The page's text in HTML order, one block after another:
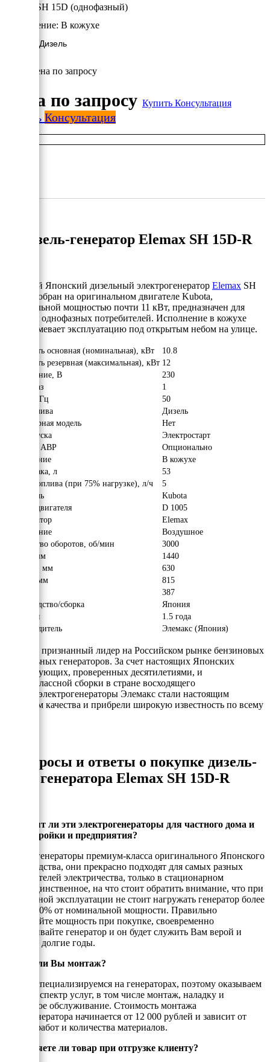
Elemax SH 15D (однофазный)
Исполнение: В кожухе
10.8 кВт/Дизель
Цена по запросу
Цена по запросу Купить Консультация
Купить Консультация
Дизель-генератор Elemax SH 15D-R
Мощный Японский дизельный электрогенератор Elemax SH
15D-R собран на оригинальном двигателе Kubota,
номинальной мощностью почти 11 кВт, предназначен для
питания однофазных потребителей. Исполнение в кожухе
подразумевает эксплуатацию под открытым небом на улице.
Мощность основная (номинальная), кВт
10.8
Мощность резервная (максимальная), кВт 12
Напряжение, В
230
Число фаз
1
Частота, Гц
50
Вид топлива
Дизель
Инверторная модель
Нет
Тип запуска
Электростарт
Наличие АВР
Опционально
Исполнение
В кожухе
Объём бака, л
53
Расход топлива (при 75% нагрузке), л/ч
5
Двигатель
Kubota
Модель двигателя
D 1005
Альтернатор
Elemax
Охлаждение
Воздушное
Количество оборотов, об/мин
3000
Длина, мм
1440
Ширина, мм
630
Высота, мм
815
387
Производство/сборка
Япония
Гарантия
1.5 года
Производитель
Элемакс (Япония)
Elemax - признанный лидер на Российском рынке бензиновых
и дизельных генераторов. За счет настоящих Японских
комплетующих, проверенных десятилетиями, и
высококлассной сборки в стране восходящего
солнца, электрогенераторы Элемакс стали настоящим
эталоном качества и прибрели широкую известность по всему
Вопросы и ответы о покупке дизель-
генератора Elemax SH 15D-R
Подходят ли эти электрогенераторы для частного дома и
дачи, стройки и предприятия?
Да, это генераторы премиум-класса оригинального Японского
производства, они прекрасно подходят для самых разных
потребителей электричества, только в стационарном
виде. Единственное, на что стоит обратить внимание, что при
постоянной эксплуатации не стоит нагружать генератор более
чем на 80% от номинальной мощности. Правильно
подбирайте мощность при покупке, своевременно
обслуживайте генератор и он будет служить Вам верой и
правдой долгие годы.
Делате ли Вы монтаж?
Да, мы специализируемся на генераторах, поэтому оказываем
полный спектр услуг, в том числе монтаж, наладку и
сервисное обслуживание. Стоимость монтажа
бензогенератора начинается от 12 000 рублей и зависит от
объёма работ и количества материалов.
Проверяете ли товар при отгрузке клиенту?